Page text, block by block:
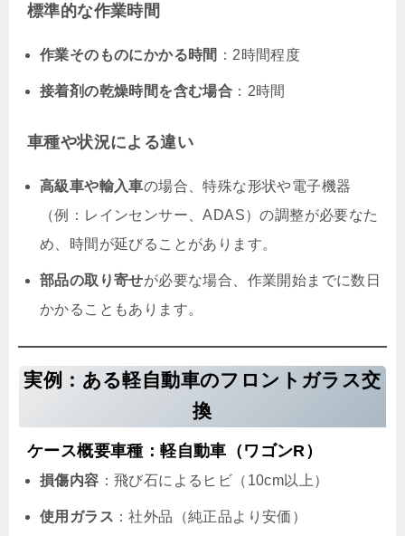
標準的な作業時間
作業そのものにかかる時間 ：2時間程度
接着剤の乾燥時間を含む場合 ：2時間
車種や状況による違い
高級車や輸入車の場合、特殊な形状や電子機器
（例：レインセンサー、ADAS）の調整が必要なた
め、時間が延びることがあります。
部品の取り寄せが必要な場合、作業開始までに数日
かかることもあります。
実例：ある軽自動車のフロントガラス交
換
ケース概要車種：軽自動車（ワゴンR）
損傷内容 ：飛び石によるヒビ（10cm以上）
使用ガラス ：社外品（純正品より安価）